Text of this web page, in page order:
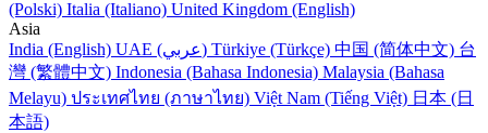
(Polski) Italia (Italiano) United Kingdom (English)
Asia
India (English)
UAE (عربي) Türkiye (Türkçe) 中国 (简体中文) 台
灣 (繁體中文) Indonesia (Bahasa Indonesia) Malaysia (Bahasa
Melayu) ประเทศไทย (ภาษาไทย) Việt Nam (Tiếng Việt) 日本 (日
本語)